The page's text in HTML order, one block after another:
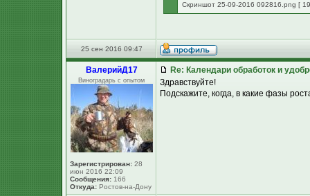
Скриншот 25-09-2016 092816.png [
25 сен 2016 09:47
ВалерийД17
Виноградарь с опытом
Зарегистрирован: 28
июн 2016 22:09
Сообщения: 166
Откуда: Ростов-на-Дону
Re: Календари обработок и
Здравствуйте!
Подскажите, когда, в какие фазы